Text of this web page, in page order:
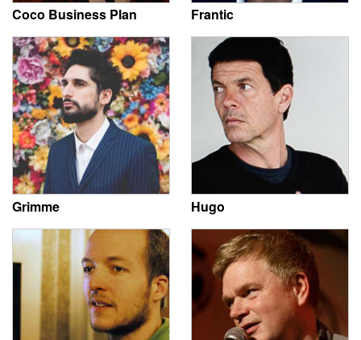
Coco Business Plan Frantic
Grimme Hugo